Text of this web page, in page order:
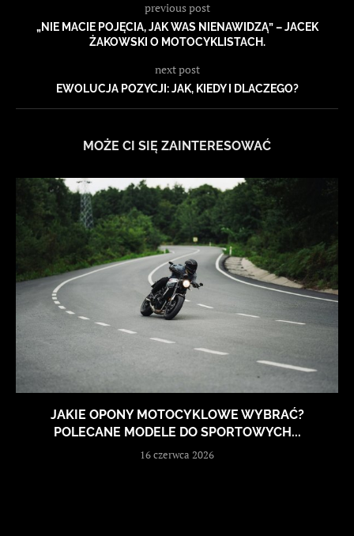
previous post
„NIE MACIE POJĘCIA, JAK WAS NIENAWIDZĄ” – JACEK
ŻAKOWSKI O MOTOCYKLISTACH.
next post
EWOLUCJA POZYCJI: JAK, KIEDY I DLACZEGO?
MOŻE CI SIĘ ZAINTERESOWAĆ
JAKIE OPONY MOTOCYKLOWE WYBRAĆ?
POLECANE MODELE DO SPORTOWYCH...
16 czerwca 2026